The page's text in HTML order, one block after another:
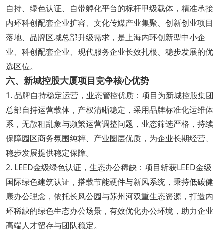
自持、绿色认证、自带孵化平台的标杆甲级载体，精准承接
内环科创配套企业扩容、文化传媒产业集聚、创新创业项目
落地、品牌区域总部升级需求，是上海内环创新型中小企
业、科创配套企业、现代服务企业长效扎根、稳步发展的优
选区位。
六、新城控股大厦项目竞争核心优势
1. 品牌自持稳定运营，业态管控优质：项目为新城控股集团
总部自持运营载体，产权清晰稳定，采用品牌标准化运维体
系，无散租乱象与频繁运营调整问题，业态筛选严格，持续
保障园区商务氛围纯粹、产业圈层优质，为企业长期经营、
稳步发展提供稳定保障。
2. LEED金级绿色认证，生态办公稀缺：项目斩获LEED金级
国际绿色建筑认证，搭载节能硬件与新风系统，秉持低碳健
康办公理念，依托长风公园与苏州河双重生态资源，打造内
环稀缺的绿色生态办公场景，有效优化办公环境，助力企业
高端人才留存与团队稳定。